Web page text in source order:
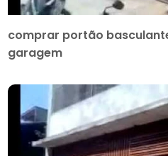
comprar portão
garagem